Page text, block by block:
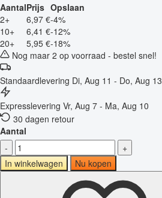
AantalPrijs Opslaan
2+
6,97 €-4%
10+
6,41 €-12%
20+
5,95 €-18%
Nog maar 2 op voorraad - bestel snel!
Standaardlevering Di, Aug 11 - Do, Aug 13
Expresslevering Vr, Aug 7 - Ma, Aug 10
30 dagen retour
Aantal
-
+
In winkelwagen
Nu kopen